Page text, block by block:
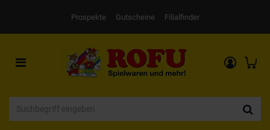
Prospekte Gutscheine Filialfinder
Toggle
navigation